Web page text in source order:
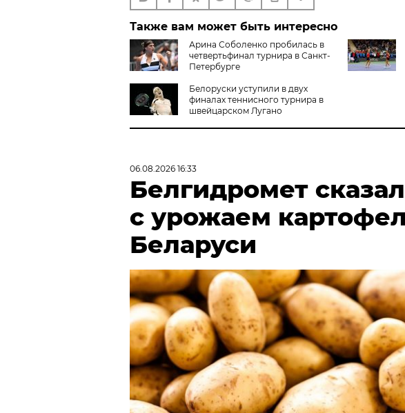
Также вам может быть интересно
Арина Соболенко пробилась в
четвертьфинал турнира в Санкт-
Петербурге
Белоруски уступили в двух
финалах теннисного турнира в
швейцарском Лугано
06.08.2026 16:33
Белгидромет
с урожаем
Беларуси